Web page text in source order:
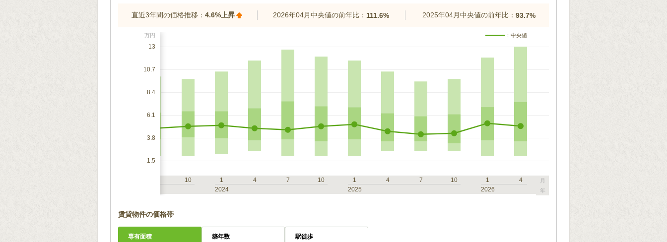
直近3年間の価格推移： 4.6%上昇 2026年04月中央値の前年比： 111.6% 2025年04月中央値の前年比： 93.7%
万円
13
10.7
8.4
6.1
3.8
1.5
：中央値
10
1 4 7
10
2024
1 4 7
10
2025
1
4
2026
月
年
賃貸物件の価格帯
専有面積 築年数 駅徒歩